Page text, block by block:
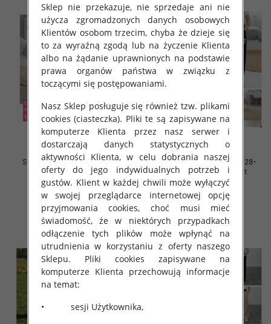
Spodnie dziewczęce Roz 128-
164, 1 kolor Paczka 7 szt
31.00 zł
szczegóły
Spodnie dziewczęce Roz 128-
164, 1 kolor Paczka 7 szt
31.00 zł
szczegóły
Sklep nie przekazuje, nie sprzedaje ani nie
użycza zgromadzonych danych osobowych
Klientów osobom trzecim, chyba że dzieje się
to za wyraźną zgodą lub na życzenie Klienta
albo na żądanie uprawnionych na podstawie
prawa organów państwa w związku z
toczącymi się postępowaniami.
Nasz Sklep posługuje się również tzw. plikami
cookies (ciasteczka). Pliki te są zapisywane na
komputerze Klienta przez nasz serwer i
dostarczają danych statystycznych o
aktywności Klienta, w celu dobrania naszej
oferty do jego indywidualnych potrzeb i
gustów. Klient w każdej chwili może wyłączyć
w swojej przeglądarce internetowej opcję
przyjmowania cookies, choć musi mieć
świadomość, że w niektórych przypadkach
odłączenie tych plików może wpłynąć na
utrudnienia w korzystaniu z oferty naszego
Sklepu. Pliki cookies zapisywane na
komputerze Klienta przechowują informacje
na temat:
• sesji Użytkownika,